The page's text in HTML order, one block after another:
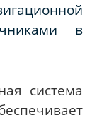
в
система